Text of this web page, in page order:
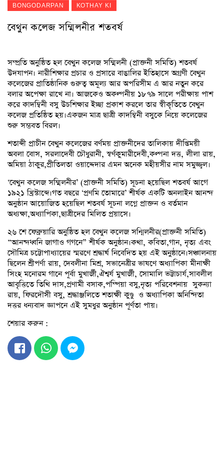
BONGODARPAN KOTHAY KI
বেথুন কলেজ সম্মিলনীর শতবর্ষ
সম্প্রতি অনুষ্ঠিত হল বেথুন কলেজ সম্মিলনী (প্রাক্তনী সমিতি) শতবর্ষ
উদযাপন। নারীশিক্ষার প্রচার ও প্রসারে বাঙালির ইতিহাসে অগ্রণী বেথুন
কলেজের প্রাতিষ্ঠানিক গুরুত্ব অমূল্য আর অপরিসীম এ আর নতুন করে
বলার অপেক্ষা রাখে না। আজকেও অকল্পনীয় ১৮৭৯ সালে পরীক্ষায় পাশ
করে কাদম্বিনী বসু উচশিক্ষার ইচ্ছা প্রকাশ করলে তার স্বীকৃতিতে বেথুন
কলেজ প্রতিষ্ঠিত হয়।একজন মাত্র ছাত্রী কাদম্বিনী বসুকে নিয়ে কলেজের
শুরু সম্ভবত বিরল।
শতাব্দী প্রাচীন বেথুন কলেজের বর্ণময় প্রাক্তনীদের তালিকায় দীপ্তিময়ী
অবলা বোস, সরলাদেবী চৌধুরানী, স্বর্ণকুমারীদেবী,কল্পনা দত্ত, লীলা রায়,
অমিয়া ঠাকুর,প্রীতিলতা ওয়াদ্দেদার এমন অনেক মহীয়সীর নাম সমুজ্জ্বল।
‘বেথুন কলেজ সম্মিলনীর’ (প্রাক্তনী সমিতি) সূচনা হয়েছিল শতবর্ষ আগে
১৯২১ খ্রিস্টাব্দে।গত বছরে ‘প্রণমি তোমারে’ শীর্ষক একটি অনলাইন আনন্দ
অনুষ্ঠান আয়োজিত হয়েছিল শতবর্ষ সূচনা লগ্নে প্রাক্তন ও বর্তমান
অধ্যক্ষা,অধ্যাপিকা,ছাত্রীদের মিলিত প্রয়াসে।
২৬ শে ফেব্রুয়ারি অনুষ্ঠিত হল বেথুন কলেজ সন্মিলনীর(প্রাক্তনী সমিতি)
“আনন্দধ্বনি জাগাও গগনে” শীর্ষক অনুষ্ঠান।কথা, কবিতা,গান, নৃত্য এবং
সৌমিত্র চট্টোপাধ্যায়ের স্মরণে শ্রদ্ধার্ঘ নিবেদিত হয় এই অনুষ্ঠানে।সঞ্চালনায়
ছিলেন শ্রীপর্ণা রায়, দেবলীনা মিশ্র, সভানেত্রীর ভাষণে অধ্যাপিকা মীনাক্ষী
সিংহ মনোরম গানে পূর্বা মুখার্জী,ঐশ্বর্য মুখার্জী, সোমালি ভট্টাচার্য,সাবলীল
আবৃত্তিতে তিথি দাস,প্রণামী বসাক,পম্পিয়া বসু,নৃত্য পরিবেশনায় সুকন্যা
রায়, ফিরদৌসী বসু, শ্রদ্ধাঞ্জলিতে শতাক্ষী কুণ্ডু ও অধ্যাপিকা অনিন্দিতা
দত্তর ধন্যবাদ জ্ঞাপনে এই সুমধুর অনুষ্ঠান পূর্ণতা পায়।
শেয়ার করুন :